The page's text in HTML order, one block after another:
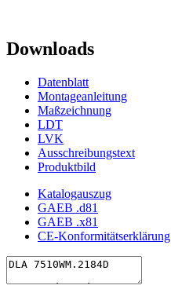
Downloads
Datenblatt
Montageanleitung
Maßzeichnung
LDT
LVK
Ausschreibungstext
Produktbild
Katalogauszug
GAEB .d81
GAEB .x81
CE-Konformitätserklärung